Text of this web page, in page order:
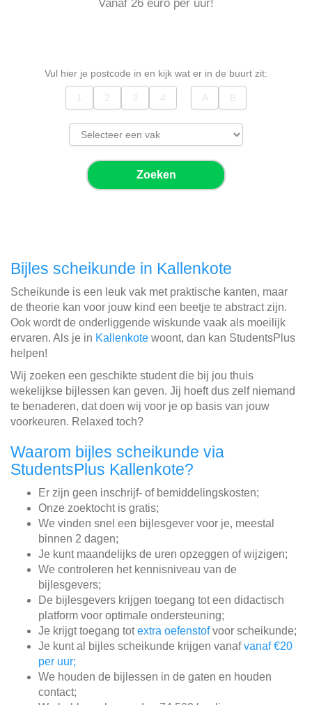
Vanaf 26 euro per uur!
Vul hier je postcode in en kijk wat er in de buurt zit:
Zoeken
Bijles scheikunde in Kallenkote
Scheikunde is een leuk vak met praktische kanten, maar
de theorie kan voor jouw kind een beetje te abstract zijn.
Ook wordt de onderliggende wiskunde vaak als moeilijk
ervaren. Als je in Kallenkote woont, dan kan StudentsPlus
helpen!
Wij zoeken een geschikte student die bij jou thuis
wekelijkse bijlessen kan geven. Jij hoeft dus zelf niemand
te benaderen, dat doen wij voor je op basis van jouw
voorkeuren. Relaxed toch?
Waarom bijles scheikunde via
StudentsPlus Kallenkote?
Er zijn geen inschrijf- of bemiddelingskosten;
Onze zoektocht is gratis;
We vinden snel een bijlesgever voor je, meestal
binnen 2 dagen;
Je kunt maandelijks de uren opzeggen of wijzigen;
We controleren het kennisniveau van de
bijlesgevers;
De bijlesgevers krijgen toegang tot een didactisch
platform voor optimale ondersteuning;
Je krijgt toegang totextra oefenstofvoor scheikunde;
Je kunt al bijles scheikunde krijgen vanafvanaf €20
per uur;
We houden de bijlessen in de gaten en houden
contact;